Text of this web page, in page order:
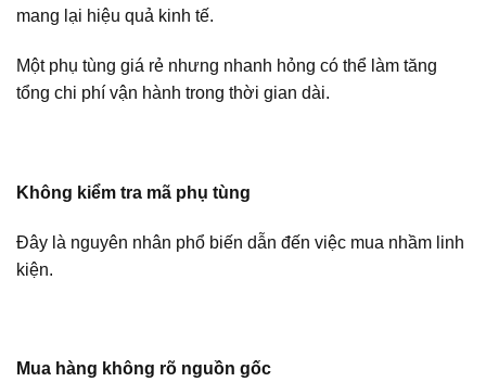
mang lại hiệu quả kinh tế.
Một phụ tùng giá rẻ nhưng nhanh hỏng có thể làm tăng
tổng chi phí vận hành trong thời gian dài.
Không kiểm tra mã phụ tùng
Đây là nguyên nhân phổ biến dẫn đến việc mua nhầm linh
kiện.
Mua hàng không rõ nguồn gốc